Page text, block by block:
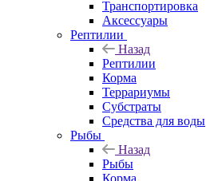
Транспортировка
Аксессуары
Рептилии
Назад
Рептилии
Корма
Террариумы
Субстраты
Средства для воды
Рыбы
Назад
Рыбы
Корма